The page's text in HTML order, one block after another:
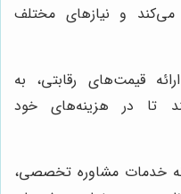
می‌کند و نیازهای مختلف
قیمت‌های رقابتی، به
تا در هزینه‌های خود
خدمات مشاوره تخصصی،